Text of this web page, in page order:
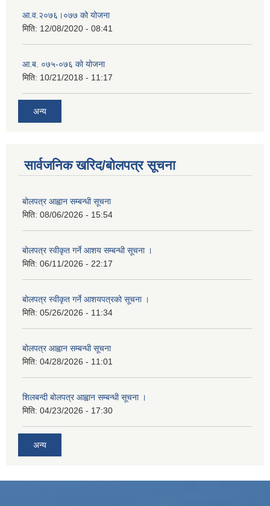
आ‍.व.२०७६।०७७ को योजना
मिति: 12/08/2020 - 08:41
आ.ब. ०७५-०७६ को योजना
मिति: 10/21/2018 - 11:17
अन्य
सार्वजनिक खरिद/बोलपत्र सूचना
बोलपत्र आह्वान सम्बन्धी सूचना
मिति: 08/06/2026 - 15:54
बोलपत्र स्वीकृत गर्ने आशय सम्बन्धी सूचना ।
मिति: 06/11/2026 - 22:17
बोलपत्र स्वीकृत गर्ने आशयपत्रको सूचना ।
मिति: 05/26/2026 - 11:34
बोलपत्र आह्वान सम्बन्धी सूचना
मिति: 04/28/2026 - 11:01
शिलबन्दी बोलपत्र आह्वान सम्बन्धी सूचना ।
मिति: 04/23/2026 - 17:30
अन्य